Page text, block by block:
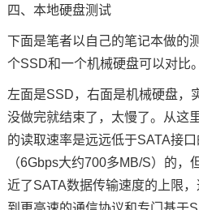
四、本地硬盘测试
下面是笔者以自己的笔记本做的
个SSD和一个机械硬盘可以对比。
左面是SSD，右面是机械硬盘，
没做完就结束了，太慢了。从这
的读取速率是远远低于SATA接
（6Gbps大约700多MB/S）的
近了SATA数据传输速度的上限